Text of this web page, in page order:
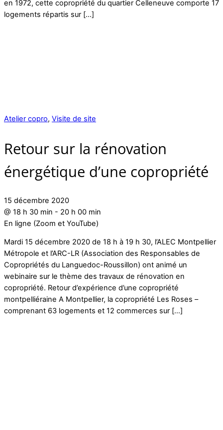
en 1972, cette copropriété du quartier Celleneuve comporte 17
logements répartis sur […]
Atelier copro, Visite de site
Retour sur la rénovation
énergétique d’une copropriété
15 décembre 2020
@ 18 h 30 min - 20 h 00 min
En ligne (Zoom et YouTube)
Mardi 15 décembre 2020 de 18 h à 19 h 30, l’ALEC Montpellier
Métropole et l’ARC-LR (Association des Responsables de
Copropriétés du Languedoc-Roussillon) ont animé un
webinaire sur le thème des travaux de rénovation en
copropriété. Retour d’expérience d’une copropriété
montpelliéraine A Montpellier, la copropriété Les Roses –
comprenant 63 logements et 12 commerces sur […]